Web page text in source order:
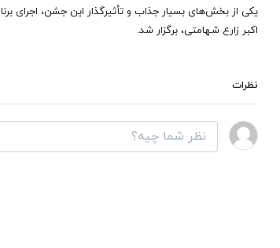
یکی از بخش‌های بسیار جذاب و تأثیرگذار این جشن، اجرای
اکبر زارع شهامتی، برگزار شد.
نظرات